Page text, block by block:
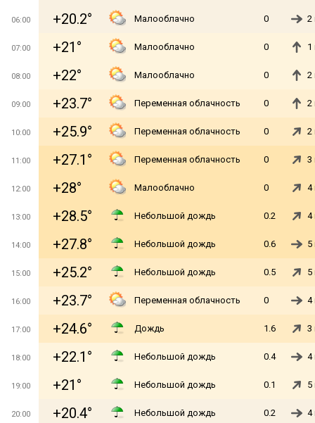
06:00 +20.2° Малооблачно 0 2
07:00 +21° Малооблачно 0 1
08:00 +22° Малооблачно 0 2
09:00 +23.7° Переменная облачность 0 2
10:00 +25.9° Переменная облачность 0 2
11:00 +27.1° Переменная облачность 0 3
12:00 +28° Малооблачно 0 4
13:00 +28.5° Небольшой дождь 0.2 4
14:00 +27.8° Небольшой дождь 0.6 5
15:00 +25.2° Небольшой дождь 0.5 5
16:00 +23.7° Переменная облачность 0 4
17:00 +24.6° Дождь 1.6 3
18:00 +22.1° Небольшой дождь 0.4 4
19:00 +21° Небольшой дождь 0.1 5
20:00 +20.4° Небольшой дождь 0.2 4